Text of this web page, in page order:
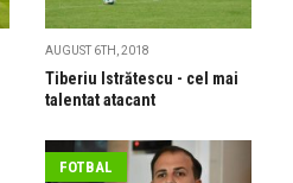
AUGUST 6TH, 2018
Tiberiu Istrătescu - cel mai
talentat atacant
FOTBAL